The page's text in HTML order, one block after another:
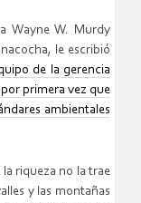
Wayne W. Murdy
le escribió
de la gerencia
primera vez que
ambientales
riqueza no la trae
y las montañas